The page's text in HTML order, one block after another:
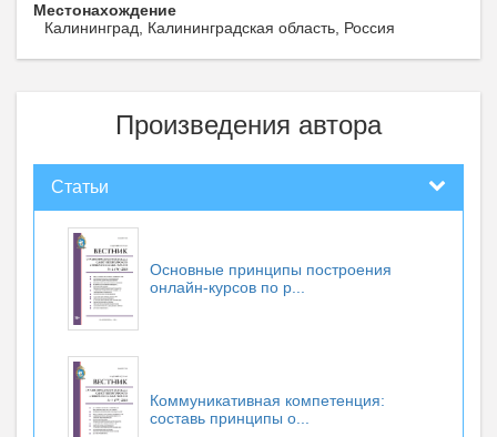
Местонахождение
Калининград, Калининградская область, Россия
Произведения автора
Статьи
Основные принципы построения
онлайн-курсов по р...
Коммуникативная компетенция:
составь принципы о...